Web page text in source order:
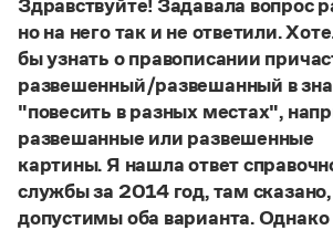
Словари русского языка как
Справочники
Правила русской орфографии и пунктуации
Русский язык. Краткий теоретический
для школьников
Письмовник
Управление в русском языке
Словарь русских имён
Словарь методических терминов
Правила русской орфографии и
(1956)
Здравствуйте! Задавала вопрос
но на него так и не ответили.
бы узнать о правописании
развешенный/развешанный в
"повесить в разных местах",
развешанные или развешенные
картины. Я нашла ответ
службы за 2014 год, там сказано,
допустимы оба варианта. Однако